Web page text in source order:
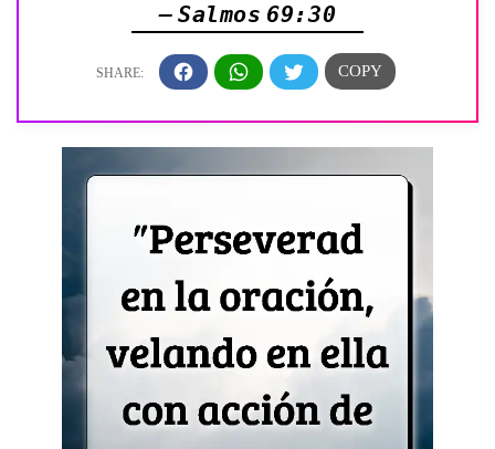
— Salmos 69:30